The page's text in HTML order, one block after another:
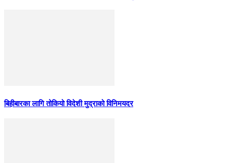
बिहीबारका लागि तोकियो विदेशी मुद्राको विनिमयदर